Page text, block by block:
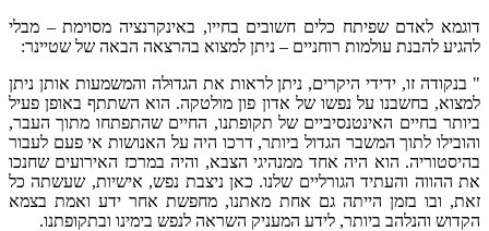
דוגמא לאדם שפיתח כלים חשובים בחייו, באינקרנציה מסוימת – מבלי
להגיע להבנת עולמות רוחניים – ניתן למצוא בהרצאה הבאה של שטיינר:
" בנקודה זו, ידידי היקרים, ניתן לראות את הגדוּלה והמשמעות אותן ניתן
למצוא, בחשבנו על נפשו של אדון פון מולטקה. הוא השתתף באופן פעיל
ביותר בחיים האינטנסיביים של תקופתנו, החיים שהתפתחו מתוך העבר,
והובילו לתוך המשבר הגדול ביותר, דרכו היה על האנושות אי פעם לעבור
בהיסטוריה. הוא היה אחד ממנהיגי הצבא, והיה במרכז האירועים שחנכו
את ההווה והעתיד הגורליים שלנו. כאן ניצבת נפש, אישיות, שעשתה כל
זאת, ובו בזמן הייתה גם אחת מאתנו, מחפשת אחר ידע ואמת בצמא
הקדוש והנלהב ביותר, לידע המעניק השראה לנפש בימינו ובתקופתנו.